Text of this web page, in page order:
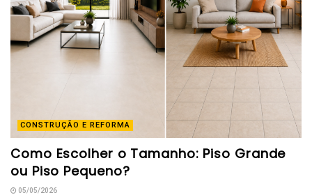
CONSTRUÇÃO E REFORMA
Como Escolher o Tamanho: Piso Grande
ou Piso Pequeno?
05/05/2026